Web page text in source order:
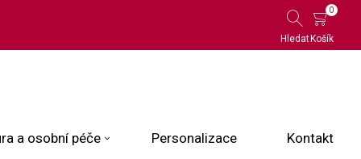
Hledat
0
Košík
a osobní péče Personalizace Kontakt